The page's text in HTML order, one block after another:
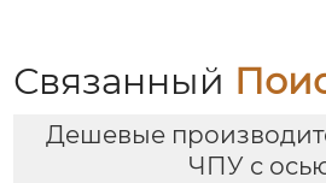
Связанный
Дешевые
ЧПУ с